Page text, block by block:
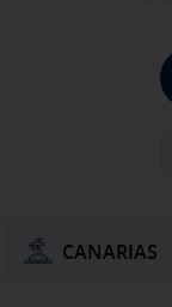
CANARIAS